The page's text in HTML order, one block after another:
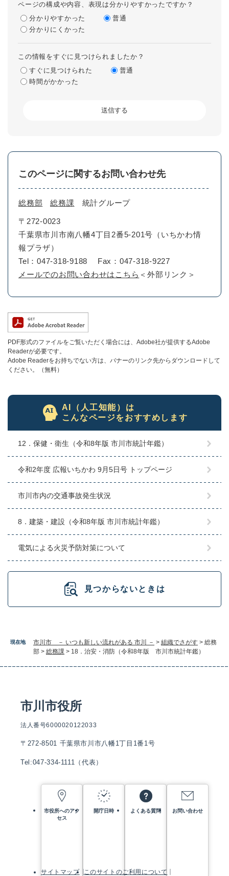
現在地 市川市 － いつも新しい流れがある 市川 － > 組織でさがす > 総務
部 > 総務課 > 18．治安・消防（令和8年版 市川市統計年鑑）
ページの構成や内容、表現は分かりやすかったですか？
分かりやすかった
普通
分かりにくかった
この情報をすぐに見つけられましたか？
すぐに見つけられた
普通
時間がかかった
このページに関するお問い合わせ先
総務部 総務課 統計グループ
〒272-0023
千葉県市川市南八幡4丁目2番5-201号（いちかわ情
報プラザ）
Tel：047-318-9188
Fax：047-318-9227
メールでのお問い合わせはこちら ＜外部リンク＞
PDF形式のファイルをご覧いただく場合には、Adobe社が提供するAdobe
Readerが必要です。
Adobe Readerをお持ちでない方は、バナーのリンク先からダウンロードして
ください。（無料）
AI（人工知能）は
こんなページをおすすめします
12．保健・衛生（令和8年版 市川市統計年鑑）
令和2年度 広報いちかわ 9月5日号 トップページ
市川市内の交通事故発生状況
8．建築・建設（令和8年版 市川市統計年鑑）
電気による火災予防対策について
見つからないときは
市川市役所
法人番号6000020122033
〒272-8501 千葉県市川市八幡1丁目1番1号
Tel:047-334-1111（代表）
市役所へのアク
セス
開庁日時 よくある質問 お問い合わせ
サイトマップ このサイトのご利用について